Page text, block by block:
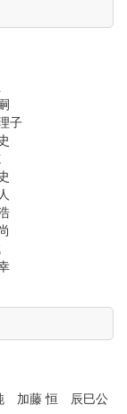
子
加藤 恒 辰巳公